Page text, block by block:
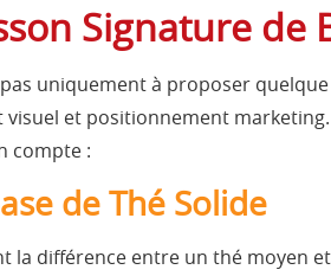
Signature de
uniquement à proposer
et positionnement marketing.
compte :
de Thé Solide
différence entre un thé moyen